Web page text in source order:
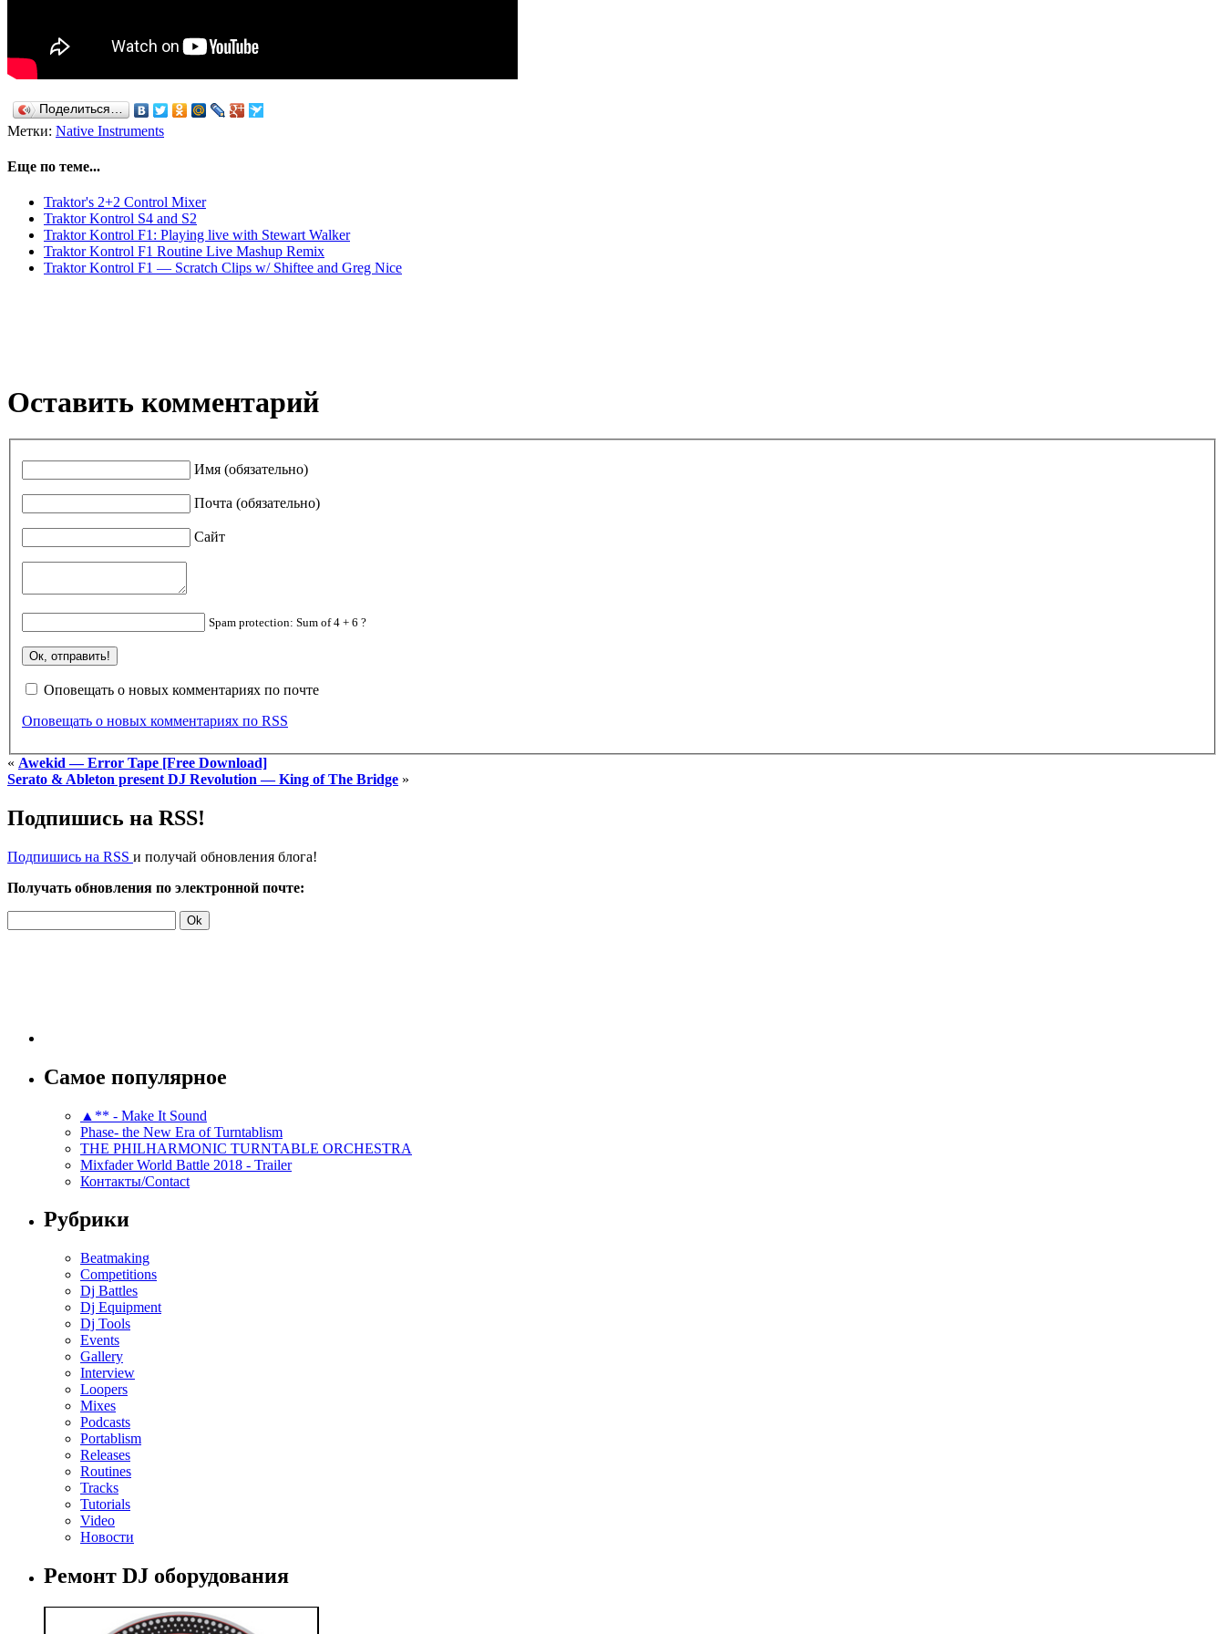
Поделиться…
Метки: Native Instruments
Еще по теме...
Traktor's 2+2 Control Mixer
Traktor Kontrol S4 and S2
Traktor Kontrol F1: Playing live with Stewart Walker
Traktor Kontrol F1 Routine Live Mashup Remix
Traktor Kontrol F1 — Scratch Clips w/ Shiftee and Greg Nice
Оставить комментарий
Имя (обязательно)
Почта (обязательно)
Сайт
Spam protection: Sum of 4 + 6 ?
Оповещать о новых комментариях по почте
Оповещать о новых комментариях по RSS
« Awekid — Error Tape [Free Download]
Serato & Ableton present DJ Revolution — King of The Bridge »
Подпишись на RSS!
Подпишись на RSS и получай обновления блога!
Получать обновления по электронной почте:
Самое популярное
▲** - Make It Sound
Phase- the New Era of Turntablism
THE PHILHARMONIC TURNTABLE ORCHESTRA
Mixfader World Battle 2018 - Trailer
Контакты/Contact
Рубрики
Beatmaking
Competitions
Dj Battles
Dj Equipment
Dj Tools
Events
Gallery
Interview
Loopers
Mixes
Podcasts
Portablism
Releases
Routines
Tracks
Tutorials
Video
Новости
Ремонт DJ оборудования